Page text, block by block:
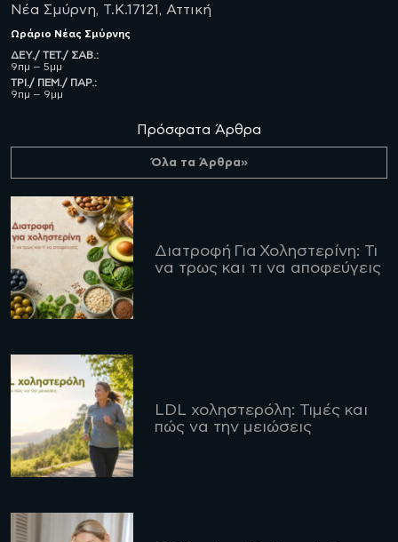
Νέα Σμύρνη, Τ.Κ.17121, Αττική
Ωράριο Νέας Σμύρνης
ΔΕΥ./ ΤΕΤ./ ΣΑΒ.:
9πμ – 5μμ
ΤΡΙ./ ΠΕΜ./ ΠΑΡ.:
9πμ – 9μμ
Πρόσφατα Άρθρα
Όλα τα Άρθρα»
Διατροφή Για Χοληστερίνη: Τι
να τρως και τι να αποφεύγεις
LDL χοληστερόλη: Τιμές και
πώς να την μειώσεις